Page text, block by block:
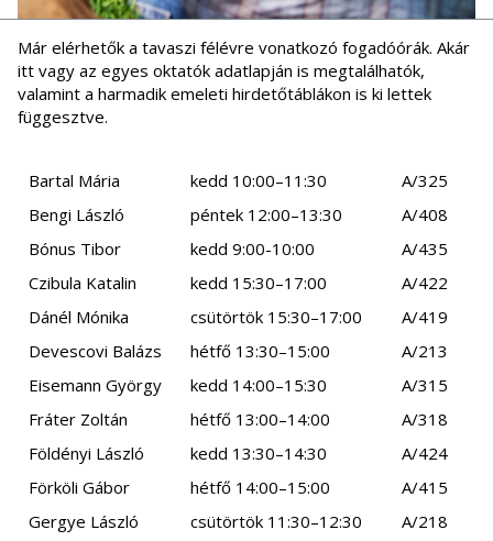
Már elérhetők a tavaszi félévre vonatkozó fogadóórák. Akár
itt vagy az egyes oktatók adatlapján is megtalálhatók,
valamint a harmadik emeleti hirdetőtáblákon is ki lettek
függesztve.
Bartal Mária kedd 10:00–11:30
A/325
Bengi László
péntek 12:00–13:30
A/408
Bónus Tibor
kedd 9:00-10:00
A/435
Czibula Katalin
kedd 15:30–17:00
A/422
Dánél Mónika
csütörtök 15:30–17:00
A/419
Devescovi Balázs
hétfő 13:30–15:00
A/213
Eisemann György
kedd 14:00–15:30
A/315
Fráter Zoltán
hétfő 13:00–14:00
A/318
Földényi László
kedd 13:30–14:30
A/424
Förköli Gábor
hétfő 14:00–15:00
A/415
Gergye László
csütörtök 11:30–12:30 A/218